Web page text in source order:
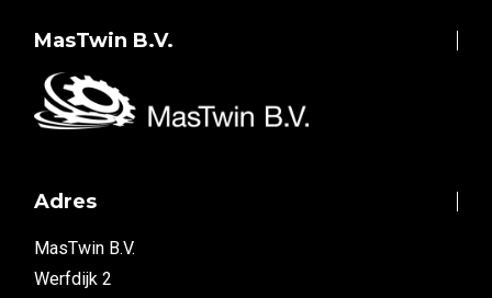
MasTwin B.V.
Adres
MasTwin B.V.
Werfdijk 2